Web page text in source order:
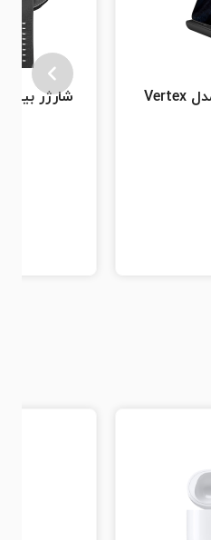
شارژر بی سیم یونیک مدل Vertex